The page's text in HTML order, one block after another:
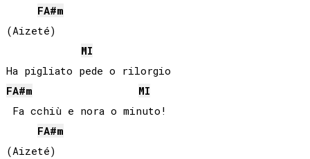
FA#m
(Aizeté)
MI
FA#m
MI
Fa cchiù e nora o minuto!
FA#m
(Aizeté)